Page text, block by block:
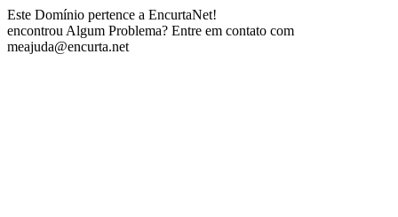
Este Domínio pertence a EncurtaNet!
encontrou Algum Problema? Entre em contato com
meajuda@encurta.net